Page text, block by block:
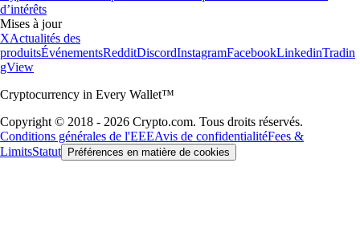
d’intérêts
Mises à jour
XActualités des
produitsÉvénementsRedditDiscordInstagramFacebookLinkedinTradin
gView
Cryptocurrency in Every Wallet™
Copyright © 2018 - 2026 Crypto.com. Tous droits réservés.
Conditions générales de l'EEEAvis de confidentialitéFees &
LimitsStatut Préférences en matière de cookies